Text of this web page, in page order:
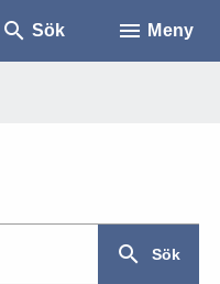
Sök Meny
Sök